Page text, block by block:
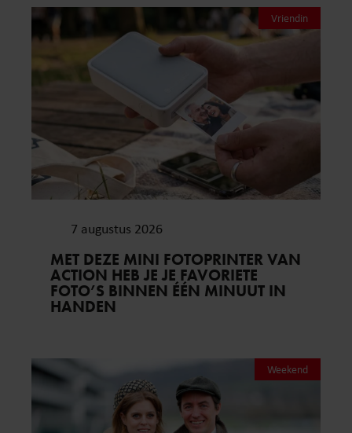
Vriendin
7 augustus 2026
MET DEZE MINI FOTOPRINTER VAN
ACTION HEB JE JE FAVORIETE
FOTO’S BINNEN ÉÉN MINUUT IN
HANDEN
Weekend